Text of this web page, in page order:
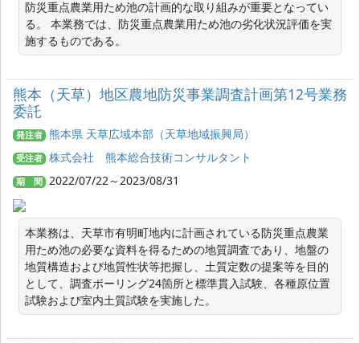
防災重点農業用ため池の計画的な取り組みが重要となってい
る。 本業務では、防災重点農業用ため池の劣化状況評価を実
施するものである。
熊本（天草）地区農地防災事業調査計画第12号業務
委託
発注者 熊本県 天草広域本部（天草地域振興局）
受注者 株式会社 熊本総合技術コンサルタント
期 間 2022/07/22～2023/08/31
本業務は、天草市有明町地内に計画されている防災重点農業
用ため池の必要な資料を得るための地質調査であり、地盤の
地質構造および地質性状等把握し、土質定数の提案等を目的
として、調査ボーリング24箇所と標準貫入試験、各種原位置
試験および室内土質試験を実施した。